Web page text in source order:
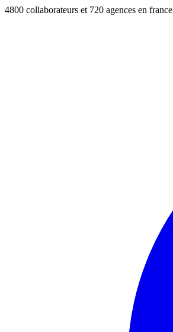
4800 collaborateurs et 720 agences en france